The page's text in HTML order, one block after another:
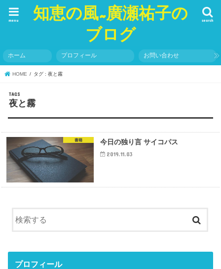
知恵の風~廣瀬祐子の
ブログ
search
menu
ホーム プロフィール お問い合わせ
HOME タグ : 夜と霧
夜と霧
書籍 今日の独り言 サイコパス
2019.11.03
プロフィール